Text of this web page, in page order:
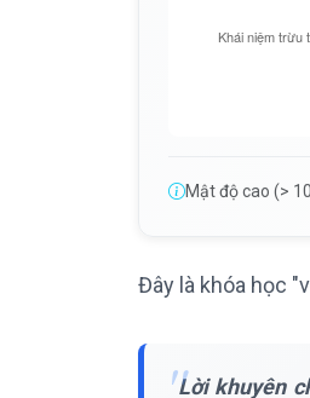
Mật độ cao (>
Đây là khóa học
Lời khuyên